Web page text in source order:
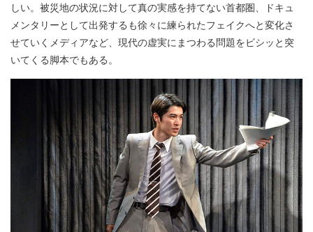
しい。被災地の状況に対して真の実感を持てない首都圏、ドキュ
メンタリーとして出発するも徐々に練られたフェイクへと変化さ
せていくメディアなど、現代の虚実にまつわる問題をビシッと突
いてくる脚本でもある。